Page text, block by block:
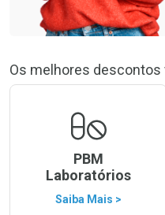
Os melhores descontos
PBM
Laboratórios
Saiba Mais >